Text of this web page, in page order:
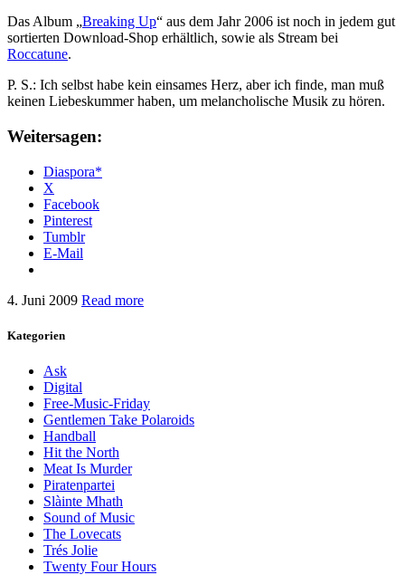
Das Album „Breaking Up“ aus dem Jahr 2006 ist noch in jedem gut
sortierten Download-Shop erhältlich, sowie als Stream bei
Roccatune.
P. S.: Ich selbst habe kein einsames Herz, aber ich finde, man muß
keinen Liebeskummer haben, um melancholische Musik zu hören.
Weitersagen:
Diaspora*
X
Facebook
Pinterest
Tumblr
E-Mail
4. Juni 2009 Read more
Kategorien
Ask
Digital
Free-Music-Friday
Gentlemen Take Polaroids
Handball
Hit the North
Meat Is Murder
Piratenpartei
Slàinte Mhath
Sound of Music
The Lovecats
Trés Jolie
Twenty Four Hours